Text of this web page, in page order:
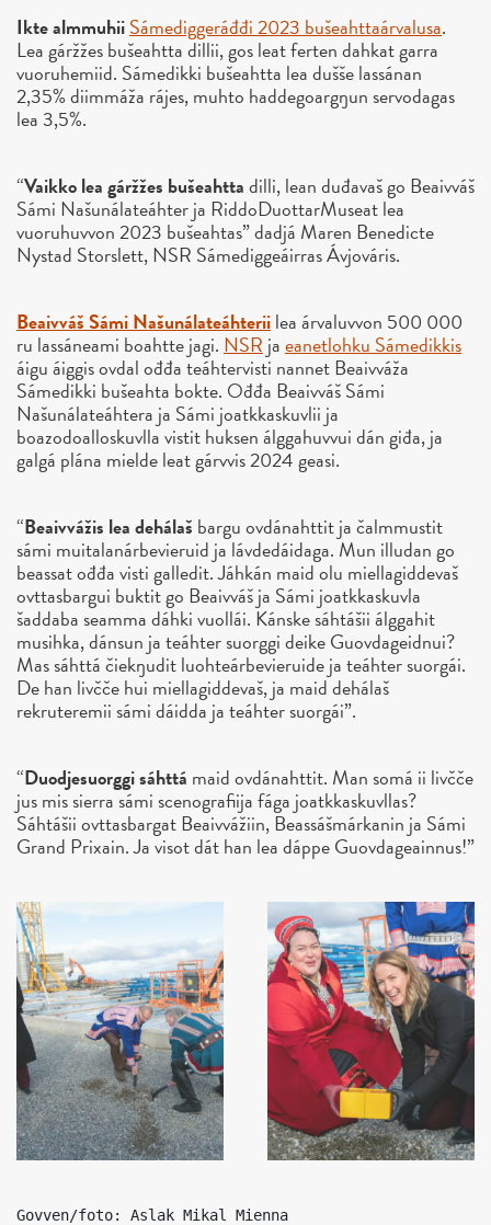
Ikte almmuhiiSámediggeráđđi 2023 bušeahttaárvalusa.
Lea gáržžes bušeahtta dillii, gos leat ferten dahkat garra
vuoruhemiid. Sámedikki bušeahtta lea dušše lassánan
2,35% diimmáža rájes, muhto haddegoargŋun servodagas
lea 3,5%.
“Vaikko lea gáržžes bušeahttadilli, lean duđavaš go Beaivváš
Sámi Našunálateáhter ja RiddoDuottarMuseat lea
vuoruhuvvon 2023 bušeahtas” dadjá Maren Benedicte
Nystad Storslett, NSR Sámediggeáirras Ávjováris.
Beaivváš Sámi Našunálateáhteriilea árvaluvvon 500 000
ru lassáneami boahtte jagi. NSR jaeanetlohku Sámedikkis
áigu áiggis ovdal ođđa teáhtervisti nannet Beaivváža
Sámedikki bušeahta bokte. Ođđa Beaivváš Sámi
Našunálateáhtera ja Sámi joatkkaskuvlii ja
boazodoalloskuvlla vistit huksen álggahuvvui dán giđa, ja
galgá plána mielde leat gárvvis 2024 geasi.
“Beaivvážis lea dehálaš bargu ovdánahttit ja čalmmustit
sámi muitalanárbevieruid ja lávdedáidaga. Mun illudan go
beassat ođđa visti galledit. Jáhkán maid olu miellagiddevaš
ovttasbargui buktit go Beaivváš ja Sámi joatkkaskuvla
šaddaba seamma dáhki vuollái. Kánske sáhtášii álggahit
musihka, dánsun ja teáhter suorggi deike Guovdageidnui?
Mas sáhttá čiekŋudit luohteárbevieruide ja teáhter suorgái.
De han livčče hui miellagiddevaš, ja maid dehálaš
rekruteremii sámi dáidda ja teáhter suorgái”.
“Duodjesuorggi sáhttá maid ovdánahttit. Man somá ii livčče
jus mis sierra sámi scenografiija fága joatkkaskuvllas?
Sáhtášii ovttasbargat Beaivvážiin, Beassášmárkanin ja Sámi
Grand Prixain. Ja visot dát han lea dáppe Guovdageainnus!”
Govven/foto: Aslak Mikal Mienna